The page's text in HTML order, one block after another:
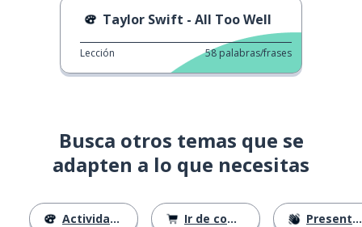
Taylor Swift - All Too Well
Lección 58 palabras/frases
Busca otros temas que se
adapten a lo que necesitas
Actividades Ir de compras Presentándose